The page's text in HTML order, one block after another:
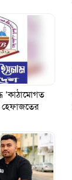
‘কাঠামোগত
হেফাজতের